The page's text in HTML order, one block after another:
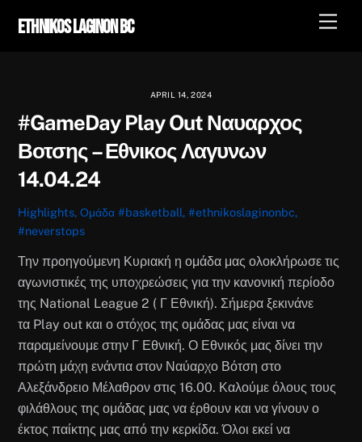
Ethnikos Laginon BC
APRIL 14, 2024
#GameDay Play Out Ναυαρχος
Βοτσης – Εθνικος Λαγυνων
14.04.24
Highlights,Ομάδα #basketball,#ethnikoslaginonbc,
#neverstops
Την προηγούμενη Κυριακή η ομάδα μας ολοκλήρωσε τις
αγωνιστικές της υποχρεώσεις για την κανονική περίοδο
της National League 2 ( Γ Εθνική). Σήμερα ξεκινάνε
τα Play out και ο στόχος της ομάδας μας είναι να
παραμείνουμε στην Γ Εθνική. Ο Εθνικός μας δίνει την
πρώτη μάχη ενάντια στον Ναύαρχο Βότση στο
Αλεξάνδρειο Μέλαθρον στις 16.00. Καλούμε όλους τους
φιλάθλους της ομάδας μας να έρθουν και να γίνουν ο
έκτος παίκτης μας από την κερκίδα. Όλοι εκεί να